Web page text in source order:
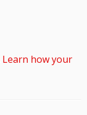
Learn how your